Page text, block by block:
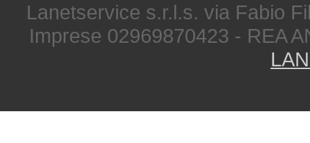
Lanetservice s.r.l.s. via Fabio
Imprese 02969870423 - REA